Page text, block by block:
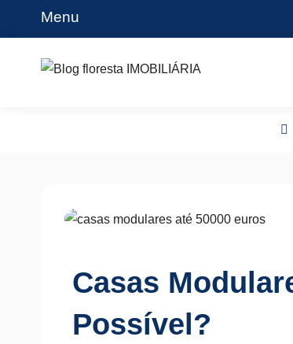
Menu
Blog floresta IMOBILIÁRIA
Casas
Possível?